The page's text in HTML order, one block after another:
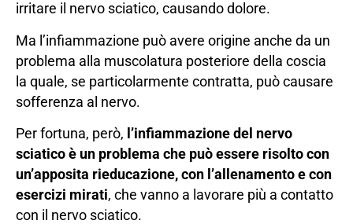
irritare il nervo sciatico, causando dolore.
Ma l’infiammazione può avere origine anche da un
problema alla muscolatura posteriore della coscia
la quale, se particolarmente contratta, può causare
sofferenza al nervo.
Per fortuna, però, l’infiammazione del nervo
sciatico è un problema che può essere risolto con
un’apposita rieducazione, con l’allenamento e con
esercizi mirati, che vanno a lavorare più a contatto
con il nervo sciatico.